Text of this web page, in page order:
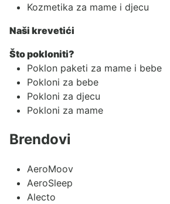
Kozmetika za mame i djecu
Naši krevetići
Što pokloniti?
Poklon paketi za mame i bebe
Pokloni za bebe
Pokloni za djecu
Pokloni za mame
Brendovi
AeroMoov
AeroSleep
Alecto